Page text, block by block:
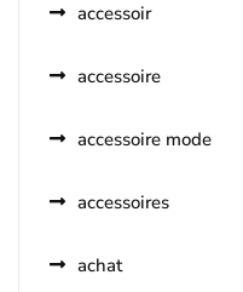
accessoir
accessoire
accessoire mode
accessoires
achat